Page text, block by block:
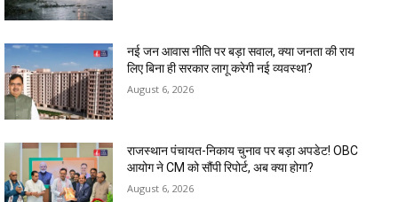
नई जन आवास नीति पर बड़ा सवाल, क्या जनता की राय
लिए बिना ही सरकार लागू करेगी नई व्यवस्था?
August 6, 2026
राजस्थान पंचायत-निकाय चुनाव पर बड़ा अपडेट! OBC
आयोग ने CM को सौंपी रिपोर्ट, अब क्या होगा?
August 6, 2026